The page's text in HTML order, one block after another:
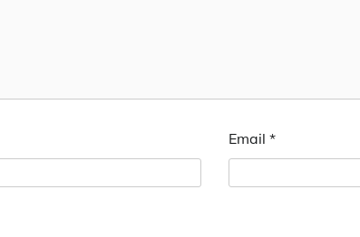
Email *